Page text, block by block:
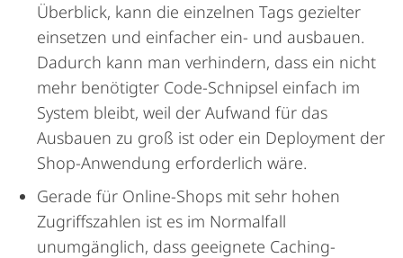
Überblick, kann die einzelnen Tags gezielter
einsetzen und einfacher ein- und ausbauen.
Dadurch kann man verhindern, dass ein nicht
mehr benötigter Code-Schnipsel einfach im
System bleibt, weil der Aufwand für das
Ausbauen zu groß ist oder ein Deployment der
Shop-Anwendung erforderlich wäre.
Gerade für Online-Shops mit sehr hohen
Zugriffszahlen ist es im Normalfall
unumgänglich, dass geeignete Caching-